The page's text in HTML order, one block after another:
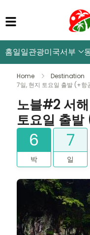
홈일일관광미국서부
Home Destination
7일, 현지 토요일 출발 (+항
노블#2 서
토요일 출
6
박
7
일